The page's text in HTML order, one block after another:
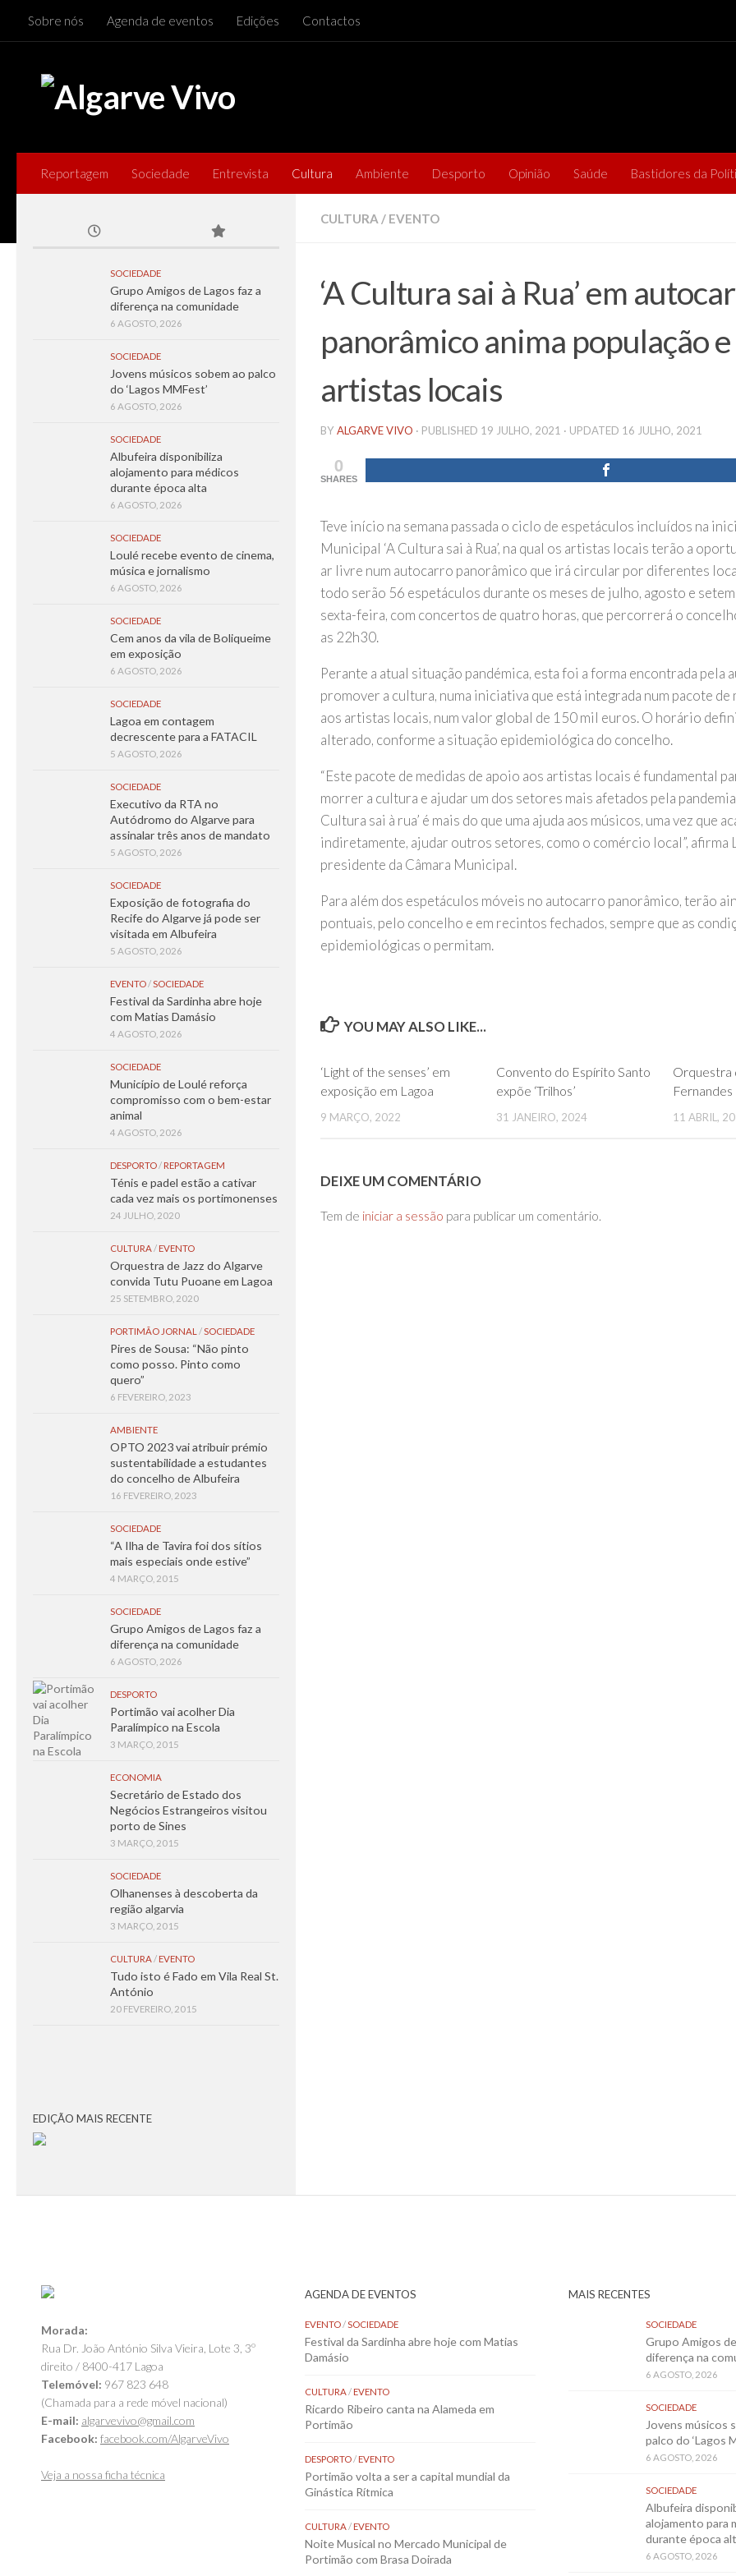
Skip to content
Sobre nós Agenda de eventos Edições Contactos
Reportagem Sociedade Entrevista Cultura Ambiente Desporto Opinião Saúde Bastidores da
CULTURA / EVENTO
‘A Cultura sai à Rua’ em
panorâmico anima população
artistas locais
BY ALGARVE VIVO · PUBLISHED 19 JULHO, 2021 · UPDATED 16 JULHO, 2021
0
SHARES
Teve início na semana passada o ciclo de espetáculos incluídos na
Municipal ‘A Cultura sai à Rua’, na qual os artistas locais terão a
ar livre num autocarro panorâmico que irá circular por diferentes
todo serão 56 espetáculos durante os meses de julho, agosto e
sexta-feira, com concertos de quatro horas, que percorrerá o
as 22h30.
Perante a atual situação pandémica, esta foi a forma encontrada pela
promover a cultura, numa iniciativa que está integrada num pacote de
aos artistas locais, num valor global de 150 mil euros. O horário
alterado, conforme a situação epidemiológica do concelho.
“Este pacote de medidas de apoio aos artistas locais é fundamental
morrer a cultura e ajudar um dos setores mais afetados pela
Cultura sai à rua’ é mais do que uma ajuda aos músicos, uma vez que
indiretamente, ajudar outros setores, como o comércio local”, afirma
presidente da Câmara Municipal.
Para além dos espetáculos móveis no autocarro panorâmico, terão
pontuais, pelo concelho e em recintos fechados, sempre que as
epidemiológicas o permitam.
YOU MAY ALSO LIKE...
‘Light of the senses’ em
exposição em Lagoa
9 MARÇO, 2022
Convento do Espírito Santo
expõe ‘Trilhos’
31 JANEIRO, 2024
Orquestra
11 ABRIL,
DEIXE UM COMENTÁRIO
Tem de iniciar a sessão para publicar um comentário.
SOCIEDADE
Grupo Amigos de Lagos faz a
diferença na comunidade
6 AGOSTO, 2026
SOCIEDADE
Jovens músicos sobem ao palco
do ‘Lagos MMFest’
6 AGOSTO, 2026
SOCIEDADE
Albufeira disponibiliza
alojamento para médicos
durante época alta
6 AGOSTO, 2026
SOCIEDADE
Loulé recebe evento de cinema,
música e jornalismo
6 AGOSTO, 2026
SOCIEDADE
Cem anos da vila de Boliqueime
em exposição
6 AGOSTO, 2026
SOCIEDADE
Lagoa em contagem
decrescente para a FATACIL
5 AGOSTO, 2026
SOCIEDADE
Executivo da RTA no
Autódromo do Algarve para
assinalar três anos de mandato
5 AGOSTO, 2026
SOCIEDADE
Exposição de fotografia do
Recife do Algarve já pode ser
visitada em Albufeira
5 AGOSTO, 2026
EVENTO/SOCIEDADE
Festival da Sardinha abre hoje
com Matias Damásio
4 AGOSTO, 2026
SOCIEDADE
Município de Loulé reforça
compromisso com o bem-estar
animal
4 AGOSTO, 2026
DESPORTO/ REPORTAGEM
Ténis e padel estão a cativar
cada vez mais os portimonenses
24 JULHO, 2020
CULTURA/ EVENTO
Orquestra de Jazz do Algarve
convida Tutu Puoane em Lagoa
25 SETEMBRO, 2020
PORTIMÃO JORNAL /SOCIEDADE
Pires de Sousa: “Não pinto
como posso. Pinto como
quero”
6 FEVEREIRO, 2023
AMBIENTE
OPTO 2023 vai atribuir prémio
sustentabilidade a estudantes
do concelho de Albufeira
16 FEVEREIRO, 2023
SOCIEDADE
“A Ilha de Tavira foi dos sítios
mais especiais onde estive”
4 MARÇO, 2015
SOCIEDADE
Grupo Amigos de Lagos faz a
diferença na comunidade
6 AGOSTO, 2026
DESPORTO
Portimão vai acolher Dia
Paralímpico na Escola
3 MARÇO, 2015
ECONOMIA
Secretário de Estado dos
Negócios Estrangeiros visitou
porto de Sines
3 MARÇO, 2015
SOCIEDADE
Olhanenses à descoberta da
região algarvia
3 MARÇO, 2015
CULTURA/ EVENTO
Tudo isto é Fado em Vila Real St.
António
20 FEVEREIRO, 2015
EDIÇÃO MAIS RECENTE
Morada:
Rua Dr. João António Silva Vieira, Lote 3, 3º
direito / 8400-417 Lagoa
Telemóvel: 967 823 648
(Chamada para a rede móvel nacional)
E-mail: algarvevivo@gmail.com
Facebook: facebook.com/AlgarveVivo
Veja a nossa ficha técnica
AGENDA DE EVENTOS
EVENTO/SOCIEDADE
Festival da Sardinha abre hoje com Matias
Damásio
CULTURA/EVENTO
Ricardo Ribeiro canta na Alameda em
Portimão
DESPORTO/EVENTO
Portimão volta a ser a capital mundial da
Ginástica Rítmica
CULTURA/EVENTO
Noite Musical no Mercado Municipal de
Portimão com Brasa Doirada
MAIS RECENTES
SOCIEDADE
Grupo Amigos
diferença na
6 AGOSTO, 2026
SOCIEDADE
Jovens músicos
palco do ‘Lagos
6 AGOSTO, 2026
SOCIEDADE
Albufeira
alojamento para
durante época
6 AGOSTO, 2026